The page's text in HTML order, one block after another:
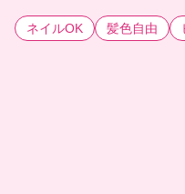
ネイルOK 髪色自由